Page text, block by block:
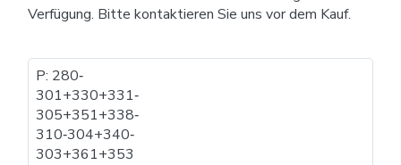
Verfügung. Bitte kontaktieren Sie uns vor dem Kauf.
P: 280​‐​
301+330+331​‐​
305+351+338​‐​
310​‐​304+340​‐​
303+361+353